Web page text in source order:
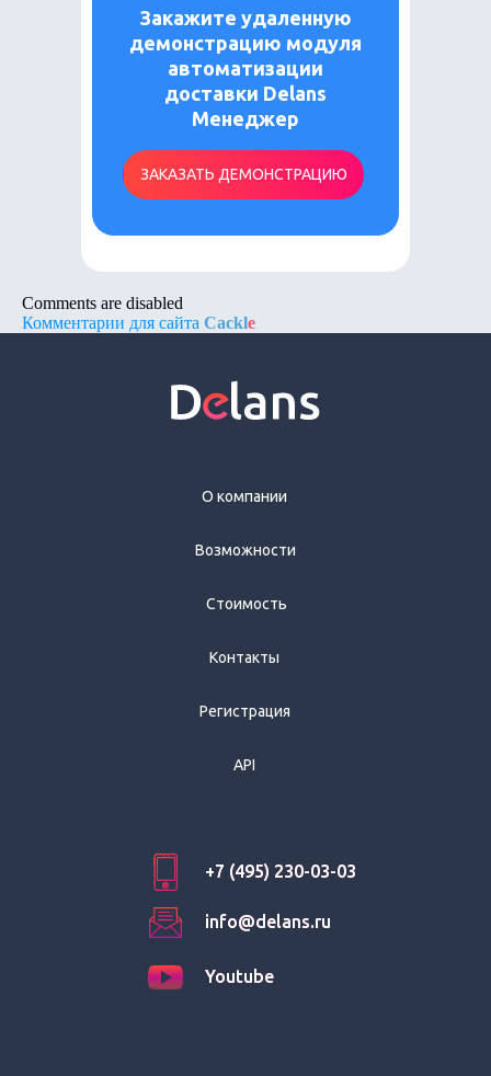
Закажите удаленную
демонстрацию модуля
автоматизации
доставки Delans
Менеджер
ЗАКАЗАТЬ ДЕМОНСТРАЦИЮ
Comments are disabled
Комментарии для сайта Cackle
+7 (495) 230-03-03
info@delans.ru
Youtube
+7 (495) 230-03-03
info@delans.ru
Youtube
О компании
Возможности
Стоимость
Контакты
Регистрация
API